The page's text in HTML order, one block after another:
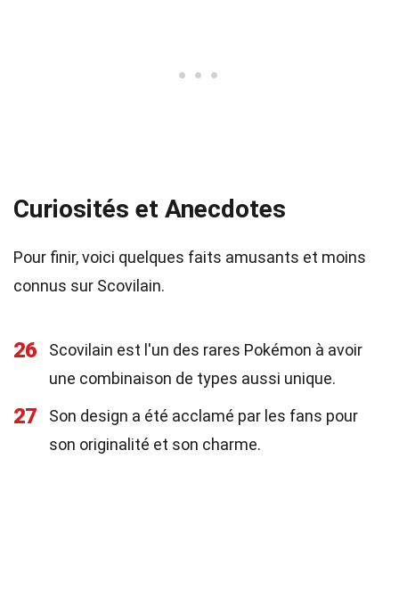
Curiosités et Anecdotes
Pour finir, voici quelques faits amusants et moins
connus sur Scovilain.
26
Scovilain est l'un des rares Pokémon à avoir
une combinaison de types aussi unique.
27
Son design a été acclamé par les fans pour
son originalité et son charme.